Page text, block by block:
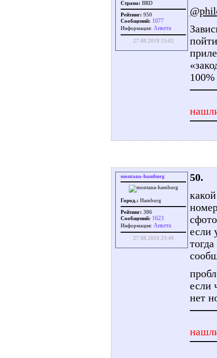
Страна: BRD
Рейтинг: 950
Сообщений: 1077
Информация: Aнкета
27.08.2019 15:02
montana-hamburg
Город.: Hamburg
Рейтинг: 386
Сообщений: 1623
Информация: Aнкета
27.08.2019 23:49
50.
если
если
нет